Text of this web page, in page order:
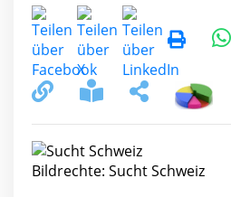
Bildrechte: Sucht Schweiz